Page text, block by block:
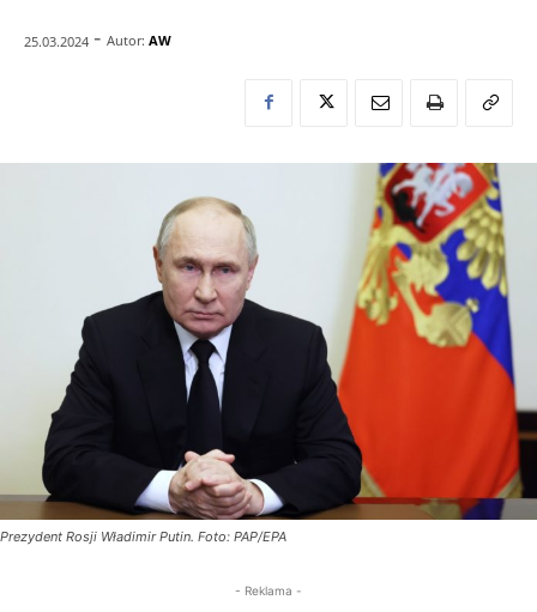
25.03.2024 - Autor: AW
Prezydent Rosji Władimir Putin. Foto: PAP/EPA
- Reklama -